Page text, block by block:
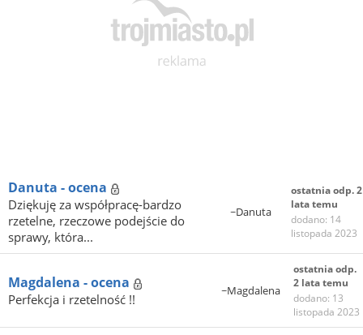
Danuta - ocena
Dziękuję za współpracę-bardzo
rzetelne, rzeczowe podejście do
sprawy, która...
~Danuta
ostatnia odp. 2
lata temu
dodano: 14
listopada 2023
Magdalena - ocena
Perfekcja i rzetelność !!
~Magdalena
ostatnia odp.
2 lata temu
dodano: 13
listopada 2023